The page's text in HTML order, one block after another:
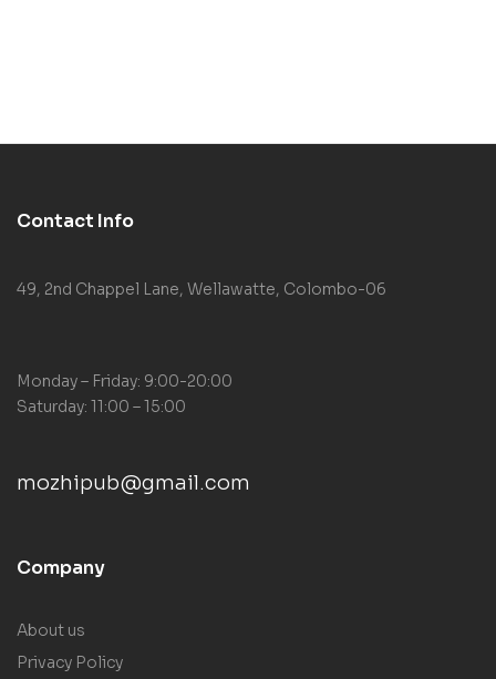
Contact Info
49, 2nd Chappel Lane, Wellawatte, Colombo-06
Monday – Friday: 9:00-20:00
Saturday: 11:00 – 15:00
mozhipub@gmail.com
Company
About us
Privacy Policy